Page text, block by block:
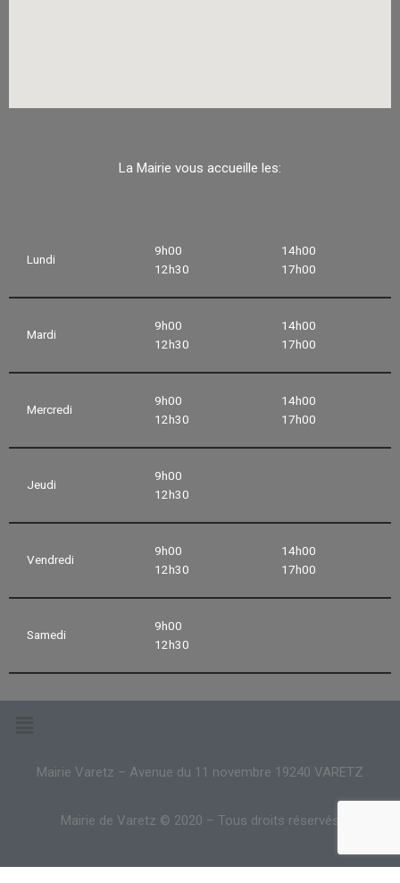
La Mairie vous accueille les:
Lundi
9h00
12h30
14h00
17h00
Mardi
9h00
12h30
14h00
17h00
Mercredi
9h00
12h30
14h00
17h00
Jeudi
9h00
12h30
Vendredi
9h00
12h30
14h00
17h00
Samedi
9h00
12h30
Mairie Varetz – Avenue du 11 novembre 19240 VARETZ
Mairie de Varetz © 2020 – Tous droits réservés